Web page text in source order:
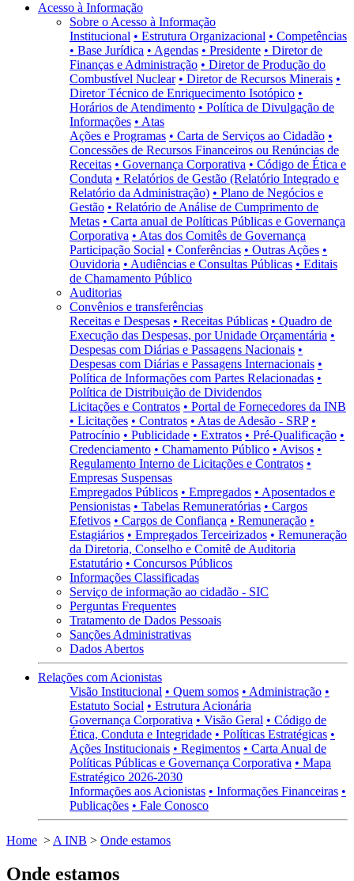
Acesso à Informação
Sobre o Acesso à Informação
Institucional • Estrutura Organizacional • Competências
• Base Jurídica • Agendas • Presidente • Diretor de
Finanças e Administração • Diretor de Produção do
Combustível Nuclear • Diretor de Recursos Minerais •
Diretor Técnico de Enriquecimento Isotópico •
Horários de Atendimento • Política de Divulgação de
Informações • Atas
Ações e Programas • Carta de Serviços ao Cidadão •
Concessões de Recursos Financeiros ou Renúncias de
Receitas • Governança Corporativa • Código de Ética e
Conduta • Relatórios de Gestão (Relatório Integrado e
Relatório da Administração) • Plano de Negócios e
Gestão • Relatório de Análise de Cumprimento de
Metas • Carta anual de Políticas Públicas e Governança
Corporativa • Atas dos Comitês de Governança
Participação Social • Conferências • Outras Ações •
Ouvidoria • Audiências e Consultas Públicas • Editais
de Chamamento Público
Auditorias
Convênios e transferências
Receitas e Despesas • Receitas Públicas • Quadro de
Execução das Despesas, por Unidade Orçamentária •
Despesas com Diárias e Passagens Nacionais •
Despesas com Diárias e Passagens Internacionais •
Política de Informações com Partes Relacionadas •
Política de Distribuição de Dividendos
Licitações e Contratos • Portal de Fornecedores da INB
• Licitações • Contratos • Atas de Adesão - SRP •
Patrocínio • Publicidade • Extratos • Pré-Qualificação •
Credenciamento • Chamamento Público • Avisos •
Regulamento Interno de Licitações e Contratos •
Empresas Suspensas
Empregados Públicos • Empregados • Aposentados e
Pensionistas • Tabelas Remuneratórias • Cargos
Efetivos • Cargos de Confiança • Remuneração •
Estagiários • Empregados Terceirizados • Remuneração
da Diretoria, Conselho e Comitê de Auditoria
Estatutário • Concursos Públicos
Informações Classificadas
Serviço de informação ao cidadão - SIC
Perguntas Frequentes
Tratamento de Dados Pessoais
Sanções Administrativas
Dados Abertos
Relações com Acionistas
Visão Institucional • Quem somos • Administração •
Estatuto Social • Estrutura Acionária
Governança Corporativa • Visão Geral • Código de
Ética, Conduta e Integridade • Políticas Estratégicas •
Ações Institucionais • Regimentos • Carta Anual de
Políticas Públicas e Governança Corporativa • Mapa
Estratégico 2026-2030
Informações aos Acionistas • Informações Financeiras •
Publicações • Fale Conosco
Home > A INB > Onde estamos
Onde estamos